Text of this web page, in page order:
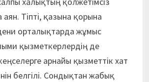
аян. Тіпті, қазына қорына
орталықтарда жұмыс
қызметкерлердің де
арнайы қызметтік хат
белгілі. Сондықтан жабық